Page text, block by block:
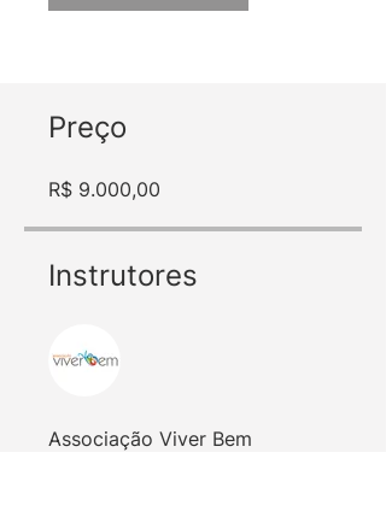
Preço
R$ 9.000,00
Instrutores
Associação Viver Bem